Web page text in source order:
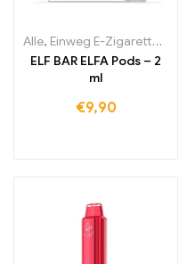
Alle, Einweg E-Zigaretten
ELF BAR ELFA Pods – 2
ml
€9,90